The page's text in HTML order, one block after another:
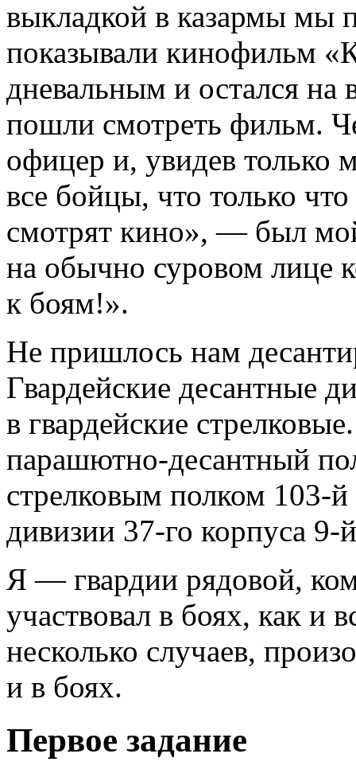
выкладкой в казармы мы
показывали кинофильм
дневальным и остался на
пошли смотреть фильм.
офицер и, увидев только
все бойцы, что только
смотрят кино», — был
на обычно суровом лице
к боям!».
Не пришлось нам
Гвардейские десантные
в гвардейские
парашютно-десантный
стрелковым полком 103-й
дивизии 37-го корпуса 9-й
Я — гвардии рядовой,
участвовал в боях, как
несколько случаев,
и в боях.
Первое задание